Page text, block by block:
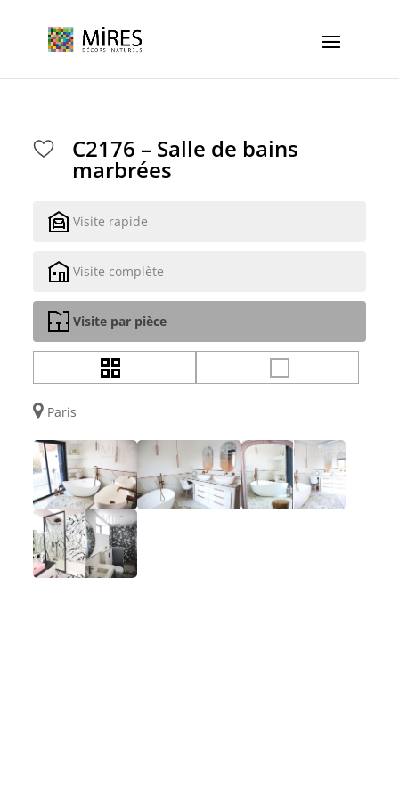
C2176 – Salle de bains
marbrées
Visite rapide
Visite complète
Visite par pièce
Paris